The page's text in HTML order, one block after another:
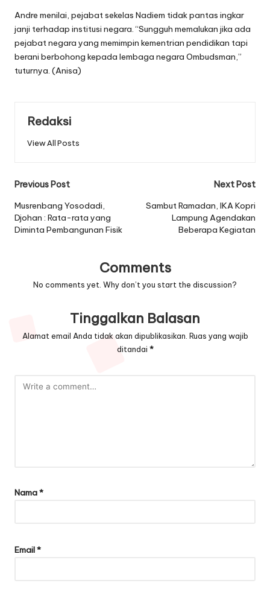
Andre menilai, pejabat sekelas Nadiem tidak pantas ingkar
janji terhadap institusi negara. “Sungguh memalukan jika ada
pejabat negara yang memimpin kementrian pendidikan tapi
berani berbohong kepada lembaga negara Ombudsman,”
tuturnya. (Anisa)
Redaksi
View All Posts
Post
navigation
Previous Post
Musrenbang Yosodadi,
Djohan : Rata-rata yang
Diminta Pembangunan Fisik
Next Post
Sambut Ramadan, IKA Kopri
Lampung Agendakan
Beberapa Kegiatan
Comments
No comments yet. Why don’t you start the discussion?
Tinggalkan Balasan
Alamat email Anda tidak akan dipublikasikan. Ruas yang wajib
ditandai *
Nama*
Email*